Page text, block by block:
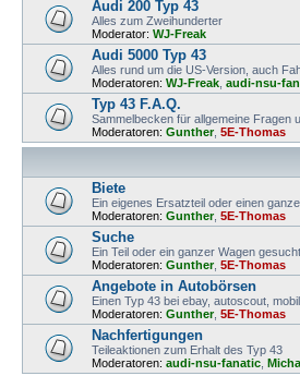
Audi 200 Typ 43
Alles zum Zweihunderter
Moderator: WJ-Freak
Audi 5000 Typ 43
Alles rund um die US-Version, auch
Moderatoren: WJ-Freak audi-nsu-
Typ 43 F.A.Q.
Sammelbecken für allgemeine Fragen
Moderatoren: Gunther, 5E-Thomas
Biete
Ein eigenes Ersatzteil oder einen
Moderatoren: Gunther, 5E-Thomas
Suche
Ein Teil oder ein ganzer Wagen
Moderatoren: Gunther, 5E-Thomas
Angebote in Autobörsen
Einen Typ 43 bei ebay, autoscout,
Moderatoren: Gunther, 5E-Thomas
Nachfertigungen
Teileaktionen zum Erhalt des Typ 43
Moderatoren: audi-nsu-fanatic